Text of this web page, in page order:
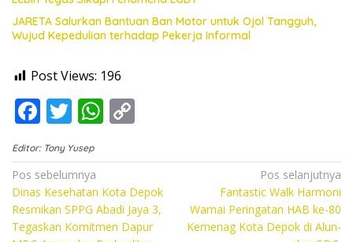
JARETA Salurkan Bantuan Ban Motor untuk Ojol Tangguh,
Wujud Kepedulian terhadap Pekerja Informal
Post Views: 196
F
ac
e
b
o
T
w
itt
er
W
at
s
A
p
y
Li
Editor: Tony Yusep
Navigasi
pos
Pos sebelumnya
Dinas Kesehatan Kota Depok
Resmikan SPPG Abadi Jaya 3,
Tegaskan Komitmen Dapur
Pos selanjutnya
Fantastic Walk Harmoni
Warnai Peringatan HAB ke-80
Kemenag Kota Depok di Alun-